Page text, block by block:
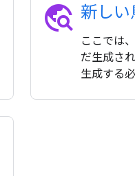
travel_explore 新しい
ここでは
だ生成さ
生成する